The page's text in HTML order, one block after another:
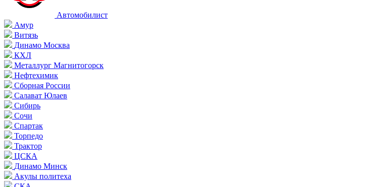
Автомобилист
Амур
Витязь
Динамо Москва
КХЛ
Металлург Магнитогорск
Нефтехимик
Сборная России
Салават Юлаев
Сибирь
Сочи
Спартак
Торпедо
Трактор
ЦСКА
Динамо Минск
Акулы политеха